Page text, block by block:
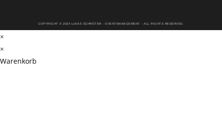
COPYRIGHT © 2024 LUKAS SCHRÖTER - EVENTMANAGEMENT - ALL RIGHTS RESERVED.
×
×
Warenkorb